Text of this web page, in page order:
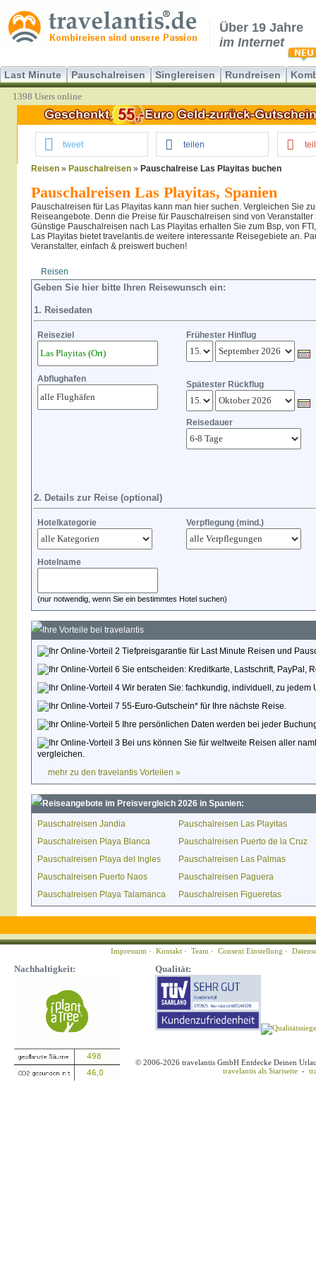
Über 19 Jahre
im Internet
Last Minute Pauschalreisen Singlereisen Rundreisen
1398 Users online
tweet teilen
Reisen » Pauschalreisen » Pauschalreise Las Playitas buchen
Pauschalreisen Las Playitas, Spanien
Pauschalreisen für Las Playitas kann man hier suchen. Vergleichen Sie
Reiseangebote. Denn die Preise für Pauschalreisen sind von
Günstige Pauschalreisen nach Las Playitas erhalten Sie zum Bsp, von
Las Playitas bietet travelantis.de weitere interessante Reisegebiete an.
Veranstalter, einfach & preiswert buchen!
Reisen
Geben Sie hier bitte Ihren Reisewunsch ein:
1. Reisedaten
Reiseziel Frühester Hinflug
Abflughafen
Spätester Rückflug
Reisedauer
2. Details zur Reise (optional)
Hotelkategorie Verpflegung (mind.)
Hotelname
(nur notwendig, wenn Sie ein bestimmtes Hotel suchen)
Ihre Vorteile bei travelantis
Tiefpreisgarantie für Last Minute Reisen und
Sie entscheiden: Kreditkarte, Lastschrift, PayPal,
Wir beraten Sie: fachkundig, individuell, zu jedem
55-Euro-Gutschein* für Ihre nächste Reise.
Ihre persönlichen Daten werden bei jeder
Bei uns können Sie für weltweite Reisen aller
vergleichen.
mehr zu den travelantis Vorteilen »
Reiseangebote im Preisvergleich 2026 in Spanien:
Pauschalreisen Jandia
Pauschalreisen Las Playitas
Pauschalreisen Playa Blanca
Pauschalreisen Puerto de la Cruz
Pauschalreisen Playa del Ingles
Pauschalreisen Las Palmas
Pauschalreisen Puerto Naos
Pauschalreisen Paguera
Pauschalreisen Playa Talamanca
Pauschalreisen Figueretas
Impressum · Kontakt · Team · Consent Einstellung ·
Nachhaltigkeit: Qualität:
© 2006-2026 travelantis GmbH Entdecke Deinen
travelantis als Startseite -